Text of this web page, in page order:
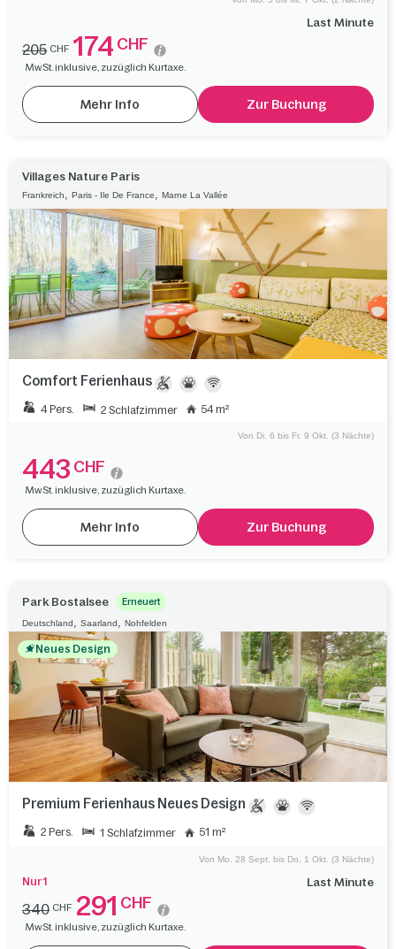
Last Minute
205 CHF 174 CHF
MwSt. inklusive, zuzüglich Kurtaxe.
Mehr Info Zur Buchung
Villages Nature Paris
Frankreich, Paris - Ile De France, Marne La Vallée
Comfort Ferienhaus
4 Pers. 2 Schlafzimmer 54 m²
Von Di. 6 bis Fr. 9 Okt. (3 Nächte)
443 CHF
MwSt. inklusive, zuzüglich Kurtaxe.
Mehr Info Zur Buchung
Park Bostalsee Erneuert
Deutschland , Saarland , Nohfelden
Neues Design
Premium Ferienhaus Neues Design
2 Pers. 1 Schlafzimmer 51 m²
Nur 1 Last Minute
Von Mo. 28 Sept. bis Do. 1 Okt. (3 Nächte)
340 CHF 291 CHF
MwSt. inklusive, zuzüglich Kurtaxe.